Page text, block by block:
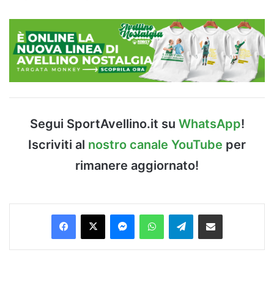
Segui SportAvellino.it su WhatsApp!
Iscriviti al nostro canale YouTube per
rimanere aggiornato!
Facebook
X MessengerWhatsAppTelegramCondividi via Email